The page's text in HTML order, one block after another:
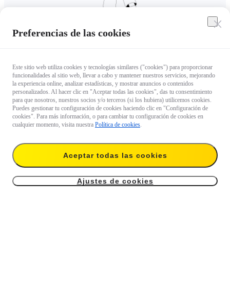
Preferencias de las cookies
Este sitio web utiliza cookies y tecnologías similares ("cookies") para proporcionar
funcionalidades al sitio web, llevar a cabo y mantener nuestros servicios, mejorando
la experiencia online, analizar estadísticas, y mostrar anuncios o contenidos
personalizados. Al hacer clic en "Aceptar todas las cookies", das tu consentimiento
para que nosotros, nuestros socios y/o terceros (si los hubiera) utilicemos cookies.
Puedes gestionar tu configuración de cookies haciendo clic en "Configuración de
cookies". Para más información, o para cambiar tu configuración de cookies en
cualquier momento, visita nuestra Política de cookies.
Aceptar todas las cookies
Ajustes de cookies